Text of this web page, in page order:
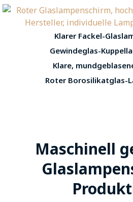
Klarer Fackel-
Gewindeglas-
Klare,
Roter Borosilikatglas-
Maschinell